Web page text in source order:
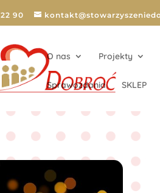
90
O nas Projekty
Sprawozdania SKLEP